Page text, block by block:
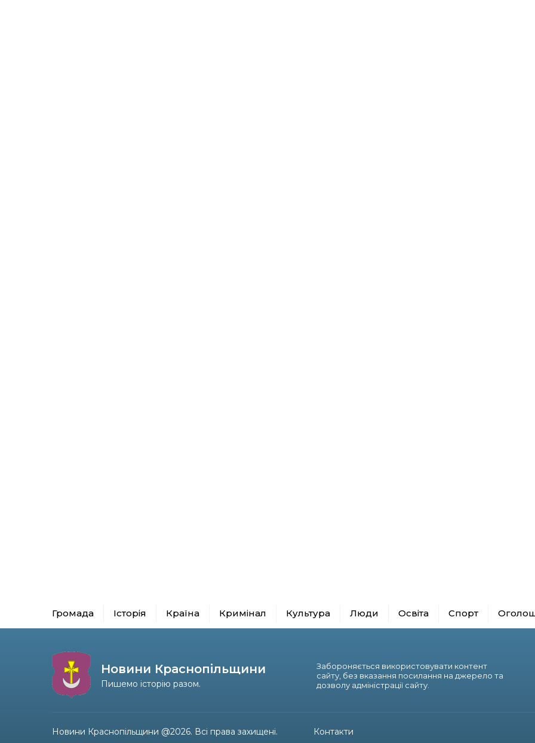
Громада Історія Країна Кримінал Культура Люди Освіта Спорт
Новини Краснопільщини
Пишемо історію разом.
Забороняється використовувати контент
сайту, без вказання посилання на джерело та
дозволу адміністрації сайту.
Новини Краснопільщини @2026. Всі права захищені. Контакти